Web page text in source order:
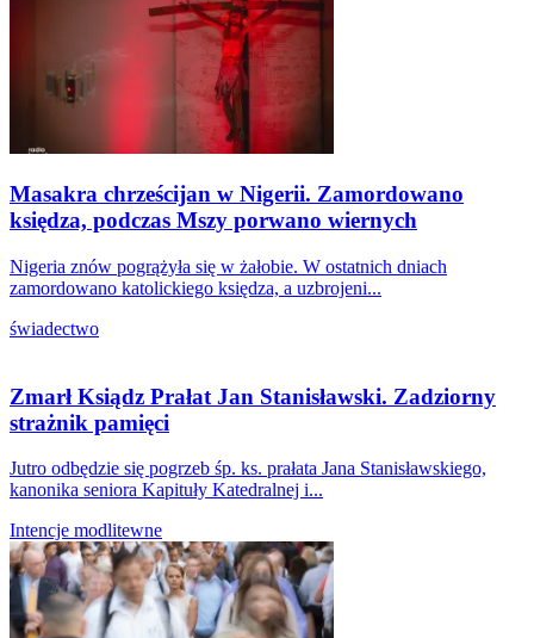
Masakra chrześcijan w Nigerii. Zamordowano
księdza, podczas Mszy porwano wiernych
Nigeria znów pogrążyła się w żałobie. W ostatnich dniach
zamordowano katolickiego księdza, a uzbrojeni...
świadectwo
Zmarł Ksiądz Prałat Jan Stanisławski. Zadziorny
strażnik pamięci
Jutro odbędzie się pogrzeb śp. ks. prałata Jana Stanisławskiego,
kanonika seniora Kapituły Katedralnej i...
Intencje modlitewne